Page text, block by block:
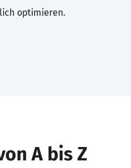
optimieren.
A bis Z